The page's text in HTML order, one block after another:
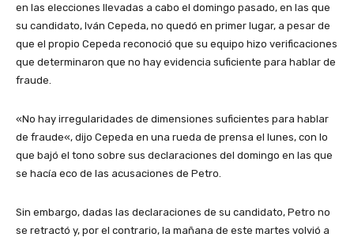
en las elecciones llevadas a cabo el domingo pasado, en las que
su candidato, Iván Cepeda, no quedó en primer lugar, a pesar de
que el propio Cepeda reconoció que su equipo hizo verificaciones
que determinaron que no hay evidencia suficiente para hablar de
fraude.
«No hay irregularidades de dimensiones suficientes para hablar
de fraude«, dijo Cepeda en una rueda de prensa el lunes, con lo
que bajó el tono sobre sus declaraciones del domingo en las que
se hacía eco de las acusaciones de Petro.
Sin embargo, dadas las declaraciones de su candidato, Petro no
se retractó y, por el contrario, la mañana de este martes volvió a